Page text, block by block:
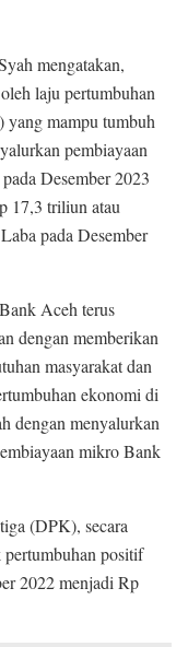
mengatakan,
laju pertumbuhan
yang mampu tumbuh
pembiayaan
Desember 2023
17,3 triliun atau
pada Desember
Aceh terus
dengan memberikan
masyarakat dan
ekonomi di
dengan menyalurkan
mikro Bank
(DPK), secara
positif
2022 menjadi Rp